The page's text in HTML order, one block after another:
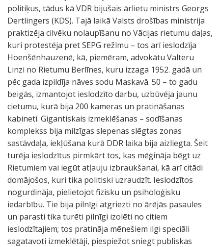
politiķus, tādus kā VDR bijušais ārlietu ministrs Georgs
Dertlingers (KDS). Tajā laikā Valsts drošības ministrija
praktizēja cilvēku nolaupīšanu no Vācijas rietumu daļas,
kuri protestēja pret SEPG režīmu – tos arī ieslodzīja
Hoenšēnhauzenē, kā, piemēram, advokātu Valteru
Linzi no Rietumu Berlīnes, kuru izzaga 1952. gadā un
pēc gada izpildīja nāves sodu Maskavā. 50 – to gadu
beigās, izmantojot ieslodzīto darbu, uzbūvēja jaunu
cietumu, kurā bija 200 kameras un pratināšanas
kabineti. Gigantiskais izmeklēšanas – sodīšanas
komplekss bija milzīgas slepenas slēgtas zonas
sastāvdaļa, iekļūšana kurā DDR laika bija aizliegta. Šeit
turēja ieslodzītus pirmkārt tos, kas mēģināja bēgt uz
Rietumiem vai iegūt atļauju izbraukšanai, kā arī citādi
domājošos, kuri tika politiski uzraudzīt. Ieslodzītos
nogurdināja, pielietojot fizisku un psiholoģisku
iedarbību. Tie bija pilnīgi atgriezti no ārējās pasaules
un parasti tika turēti pilnīgi izolēti no citiem
ieslodzītajiem; tos pratināja mēnešiem ilgi speciāli
sagatavoti izmeklētāji, piespiežot sniegt publiskas